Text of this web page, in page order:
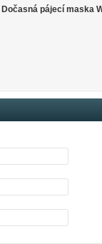
Dočasná pájecí maska